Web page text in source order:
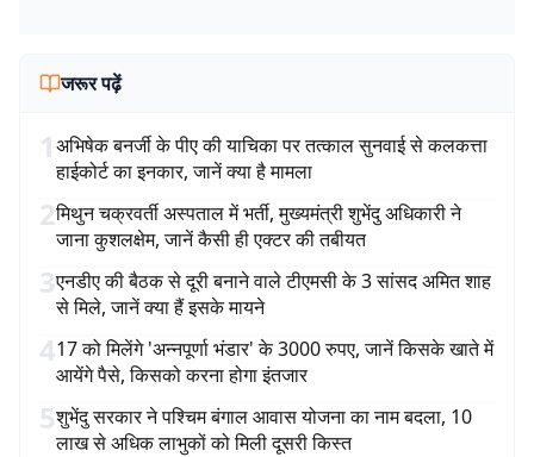
जरूर पढ़ें
1अभिषेक बनर्जी के पीए की याचिका पर तत्काल सुनवाई से कलकत्ता
हाईकोर्ट का इनकार, जानें क्या है मामला
2मिथुन चक्रवर्ती अस्पताल में भर्ती, मुख्यमंत्री शुभेंदु अधिकारी ने
जाना कुशलक्षेम, जानें कैसी ही एक्टर की तबीयत
3एनडीए की बैठक से दूरी बनाने वाले टीएमसी के 3 सांसद अमित शाह
से मिले, जानें क्या हैं इसके मायने
417 को मिलेंगे 'अन्नपूर्णा भंडार' के 3000 रुपए, जानें किसके खाते में
आयेंगे पैसे, किसको करना होगा इंतजार
5शुभेंदु सरकार ने पश्चिम बंगाल आवास योजना का नाम बदला, 10
लाख से अधिक लाभुकों को मिली दूसरी किस्त